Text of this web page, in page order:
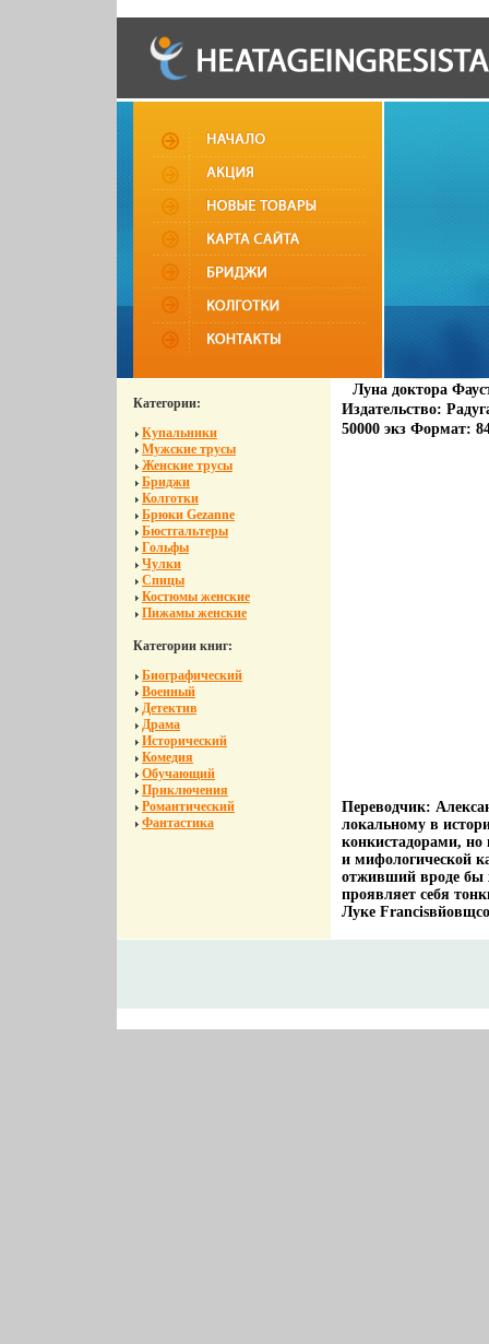
Категории:
Купальники
Мужские трусы
Женские трусы
Бриджи
Колготки
Брюки Gezanne
Бюстгальтеры
Гольфы
Чулки
Спицы
Костюмы женские
Пижамы женские
Категории книг:
Биографический
Военный
Детектив
Драма
Исторический
Комедия
Обучающий
Приключения
Романтический
Фантастика
Луна доктора
Издательство:
50000 экз Формат:
Переводчик:
локальному в
конкистадорами, но
и мифологической
отживший вроде бы
проявляет себя
Луке